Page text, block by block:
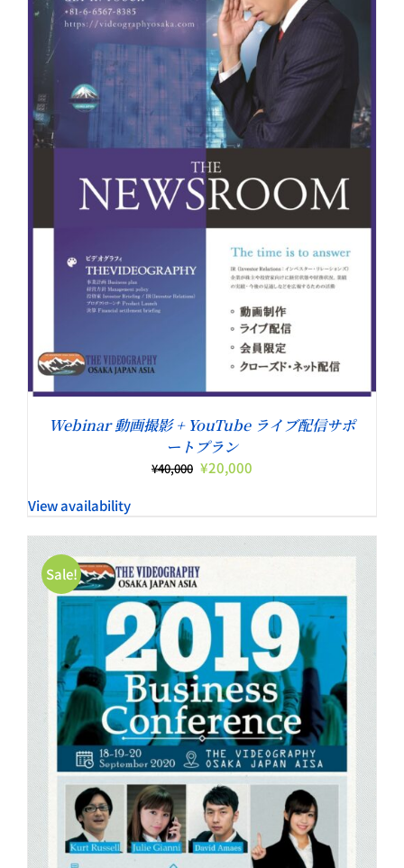
Webinar 動画撮影 + YouTube ライブ配信サポ
ートプラン
¥40,000 元
は
¥40,000
し
た。
¥20,000
格
で
す。
View availability
Sale!